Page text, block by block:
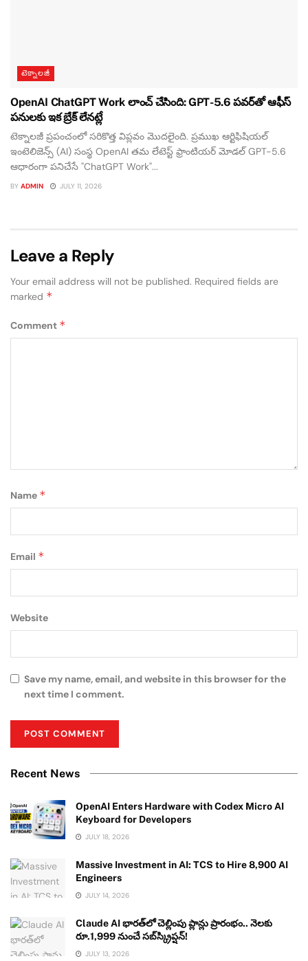
టెక్నాలజీ
OpenAI ChatGPT Work లాంచ్ చేసింది: GPT-5.6 పవర్‌తో ఆఫీస్
పనులకు ఇక బ్రేక్ లేనట్లే
టెక్నాలజీ ప్రపంచంలో సరికొత్త విప్లవం మొదలైంది. ప్రముఖ ఆర్టిఫిషియల్
ఇంటెలిజెన్స్ (AI) సంస్థ OpenAI తమ లేటెస్ట్ ఫ్రాంటియర్ మోడల్ GPT-5.6
ఆధారంగా పనిచేసే "ChatGPT Work"...
BY ADMIN JULY 11, 2026
Leave a Reply
Your email address will not be published. Required fields are
marked *
Comment *
Name *
Email *
Website
Save my name, email, and website in this browser for the
next time I comment.
Recent News
OpenAI Enters Hardware with Codex Micro AI
Keyboard for Developers
JULY 18, 2026
Massive Investment in AI: TCS to Hire 8,900 AI
Engineers
JULY 14, 2026
Claude AI భారత్‌లో చెల్లింపు ప్లాన్లు ప్రారంభం.. నెలకు
రూ.1,999 నుంచే సబ్‌స్క్రిప్షన్!
JULY 13, 2026